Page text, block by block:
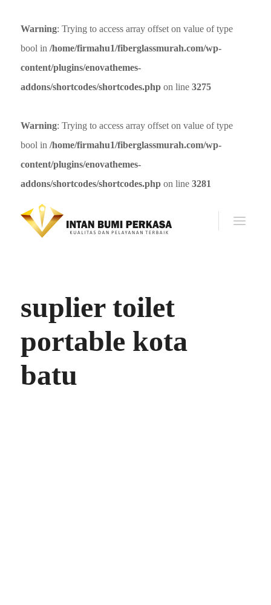
Warning: Trying to access array offset on value of type
bool in /home/firmahu1/fiberglassmurah.com/wp-
content/plugins/enovathemes-
addons/shortcodes/shortcodes.phpon line 3275
Warning: Trying to access array offset on value of type
bool in /home/firmahu1/fiberglassmurah.com/wp-
content/plugins/enovathemes-
addons/shortcodes/shortcodes.phpon line 3281
suplier toilet
portable kota
batu